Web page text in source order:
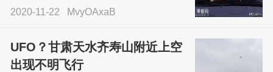
2020-11-22 MvyOAxaB
UFO？甘肃天水齐寿山附近上空
出现不明飞行